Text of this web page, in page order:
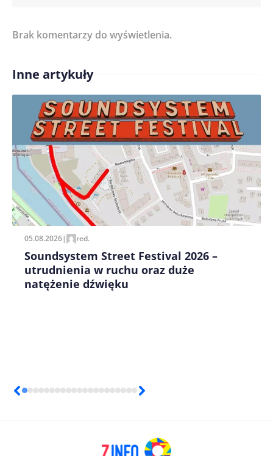
Treść komentarza*
Imię/ Nick*
Zapamiętaj moje dane w tej przeglądarce podczas
pisania kolejnych komentarzy.
Brak komentarzy do wyświetlenia.
Inne artykuły
05.08.2026| red.
Soundsystem Street Festival 2026 –
utrudnienia w ruchu oraz duże
natężenie dźwięku